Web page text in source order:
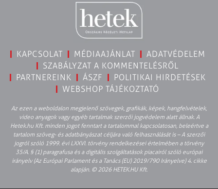
KAPCSOLAT MÉDIAAJÁNLAT
ADATVÉDELEM
SZABÁLYZAT A KOMMENTELÉSRŐL
PARTNEREINK
ÁSZF
POLITIKAI HIRDETÉSEK
WEBSHOP TÁJÉKOZTATÓ
Az ezen a weboldalon megjelenő szövegek, grafikák, képek, hangfelvételek,
video anyagok vagy egyéb tartalmak szerzői jogvédelem alatt állnak. A
Hetek.hu Kft. minden jogot fenntart a tartalommal kapcsolatosan, beleértve a
tartalom szöveg- és adatbányászat céljára való felhasználását is – A szerzői
jogról szóló 1999. évi LXXVI. törvény rendelkezései értelmében a törvény
35/A. § (1) paragrafusa és a digitális szolgáltatások piacairól szóló európai
irányelv (Az Európai Parlament és a Tanács (EU) 2019/790 Irányelve) 4. cikke
alapján. © 2026 HETEK.HU Kft.